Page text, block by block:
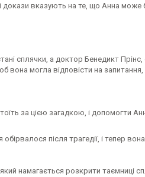
докази вказують на те, що Анна
сплячки, а доктор Бенедикт
вона могла відповісти на
за цією загадкою, і допомогти
після трагедії, і тепер
намагається розкрити таємниці